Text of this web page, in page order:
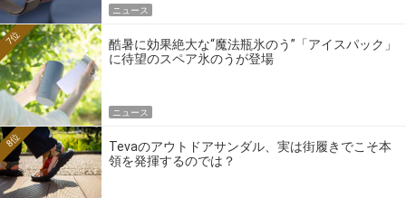
ニュース
酷暑に効果絶大な“魔法瓶氷のう”「アイスパック」
に待望のスペア氷のうが登場
7位
ニュース
Tevaのアウトドアサンダル、実は街履きでこそ本
領を発揮するのでは？
8位